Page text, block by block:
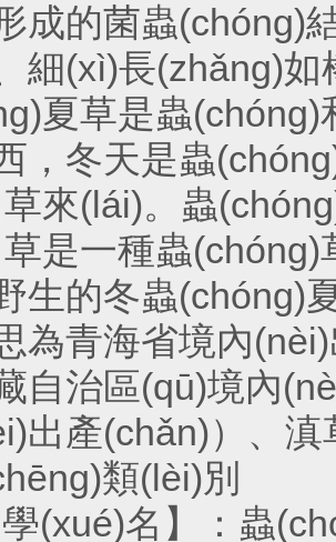
成的菌蟲(chóng)
、細(xì)長
夏草是蟲
，冬天是蟲(chóng)
來(lái)。蟲
草是一種蟲(chóng)
生的冬蟲(chóng)
為青海省境內
自治區(qū)境內
(chǎn)）、滇草
類(lèi)別
名】：蟲